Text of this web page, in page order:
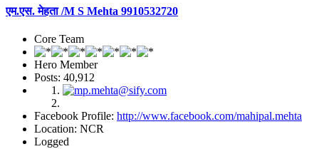
एम.एस. मेहता /M S Mehta 9910532720
Core Team
Hero Member
Posts: 40,912
Facebook Profile: http://www.facebook.com/mahipal.mehta
Location: NCR
Logged